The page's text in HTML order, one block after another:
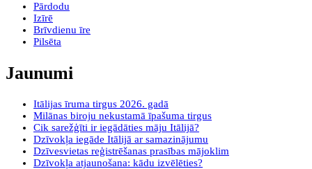
Pārdodu
Izīrē
Brīvdienu īre
Pilsēta
Jaunumi
Itālijas īruma tirgus 2026. gadā
Milānas biroju nekustamā īpašuma tirgus
Cik sarežģīti ir iegādāties māju Itālijā?
Dzīvokļa iegāde Itālijā ar samazinājumu
Dzīvesvietas reģistrēšanas prasības mājoklim
Dzīvokļa atjaunošana: kādu izvēlēties?